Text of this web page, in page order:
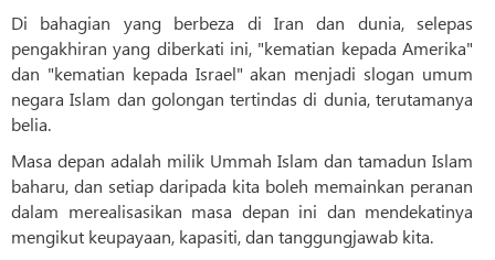
Di bahagian yang berbeza di Iran dan dunia, selepas
pengakhiran yang diberkati ini, "kematian kepada Amerika"
dan "kematian kepada Israel" akan menjadi slogan umum
negara Islam dan golongan tertindas di dunia, terutamanya
belia.
Masa depan adalah milik Ummah Islam dan tamadun Islam
baharu, dan setiap daripada kita boleh memainkan peranan
dalam merealisasikan masa depan ini dan mendekatinya
mengikut keupayaan, kapasiti, dan tanggungjawab kita.